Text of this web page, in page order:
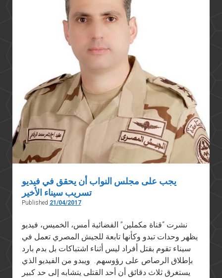
يجب على مجلس النواب أن يحقق في فيديو
تسريب سيناء الأخير
Published 21/04/2017
نشرت “قناة مكملين” الفضائية أمس، الخميس، فيديو
يظهر وحدات تبدو وكأنها تابعة للجيش المصري تعمل في
سيناء تقوم بقتل أفراد ليس أثناء اشتباكات بل بدم بارد
بإطلاق الرصاص على رؤوسهم. ويبدو من الفيديو الذي
يستغرق ثلاث دقائق أن أحد القتلى يتشابه إلى حد كبير